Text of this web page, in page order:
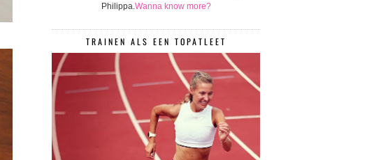
Philippa.Wanna know more?
TRAINEN ALS EEN TOPATLEET